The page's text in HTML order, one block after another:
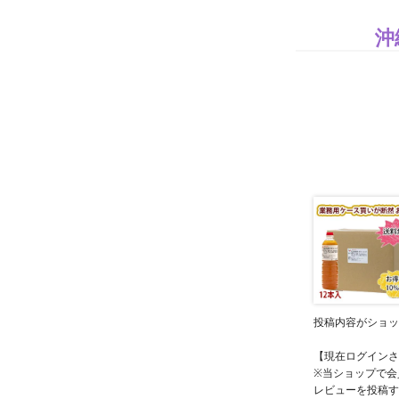
投稿内容がショ
【現在ログイン
※当ショップで会
レビューを投稿